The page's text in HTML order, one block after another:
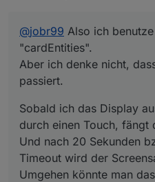
man eine Taste drückt
der Timer erneuert
Ich hoffe man versteht
@jobr99 Also ich
"cardEntities".
Aber ich denke nicht,
passiert.
Sobald ich das Display
durch einen Touch, fängt
Und nach 20 Sekunden
Timeout wird der
Umgehen könnte man